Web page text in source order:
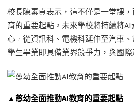
校長陳素貞表示，這不僅是一堂課
育的重要起點。未來學校將持續將
心，從資訊科、電機科延伸至汽車
學生畢業即具備業界競爭力，與國際
▲慈幼全面推動AI教育的重要起點